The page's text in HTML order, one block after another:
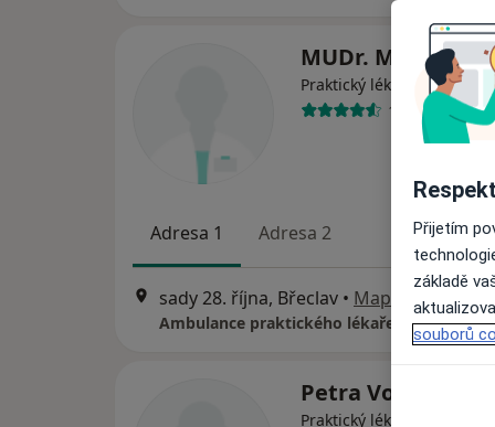
MUDr. Marie
Praktický lékař
13 názorů
Adresa 1 Adresa 2
sady 28. října, Břeclav • Mapa
Ambulance praktického lékaře
Petra Vorlická
Praktický lékař
Přijetím
základě
souborů